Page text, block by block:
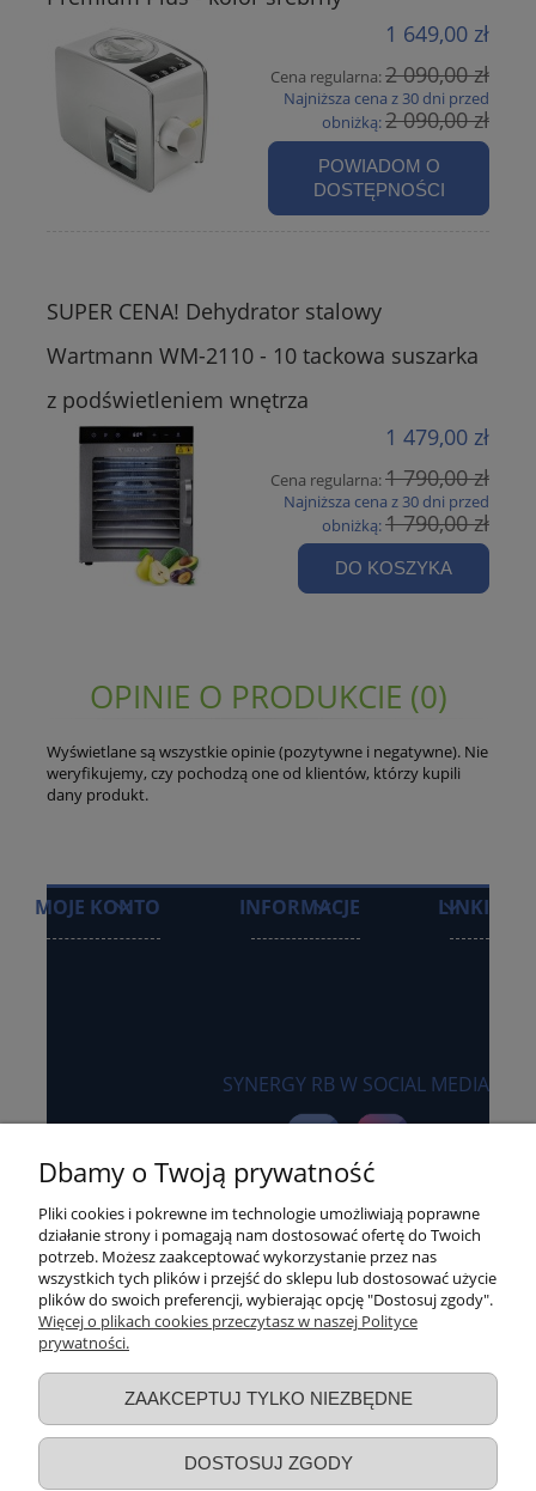
1 649,00 zł
Cena regularna:2 090,00 zł
Najniższa cena z 30 dni przed
obniżką:2 090,00 zł
POWIADOM O
DOSTĘPNOŚCI
SUPER CENA! Dehydrator stalowy
Wartmann WM-2110 - 10 tackowa suszarka
z podświetleniem wnętrza
1 479,00 zł
Cena regularna:1 790,00 zł
Najniższa cena z 30 dni przed
obniżką:1 790,00 zł
DO KOSZYKA
OPINIE O PRODUKCIE (0)
Wyświetlane są wszystkie opinie (pozytywne i negatywne). Nie
weryfikujemy, czy pochodzą one od klientów, którzy kupili
dany produkt.
MOJE KONTO INFORMACJE LINKI
SYNERGY RB W SOCIAL MEDIA
Sklep internetowy synergyrb.pl
czynny:
pon-czw: 8:00 - 16:00
piątek: 8:00 - 15:00
+48 600 455 305
biuro@synergyrb.pl
Dbamy o Twoją prywatność
Pliki cookies i pokrewne im technologie umożliwiają poprawne
działanie strony i pomagają nam dostosować ofertę do Twoich
potrzeb. Możesz zaakceptować wykorzystanie przez nas
wszystkich tych plików i przejść do sklepu lub dostosować użycie
plików do swoich preferencji, wybierając opcję "Dostosuj zgody".
Więcej o plikach cookies przeczytasz w naszej Polityce
prywatności.
ZAAKCEPTUJ TYLKO NIEZBĘDNE
DOSTOSUJ ZGODY